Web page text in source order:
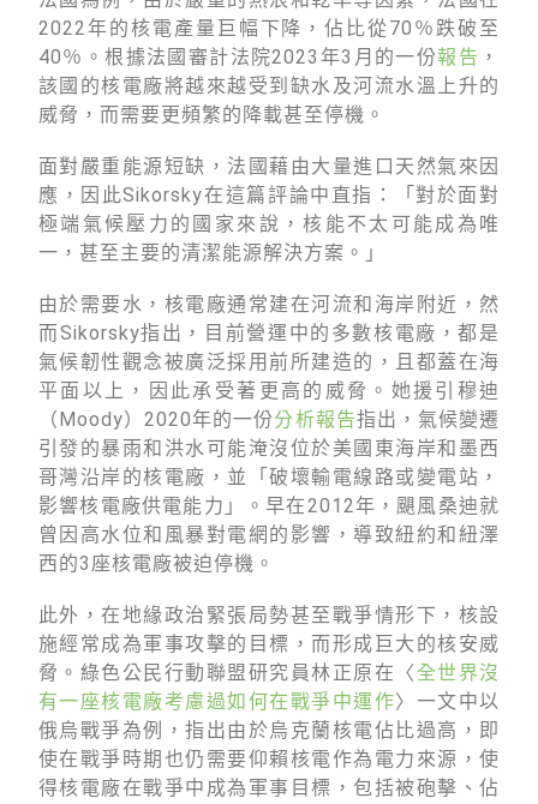
2022年的核電產量巨幅下降，佔比從70％跌破至
40％。根據法國審計法院2023年3月的一份報告 ，
該國的核電廠將越來越受到缺水及河流水溫上升的
威脅，而需要更頻繁的降載甚至停機。
面對嚴重能源短缺，法國藉由大量進口天然氣來因
應，因此Sikorsky在這篇評論中直指：「對於面對
極端氣候壓力的國家來說，核能不太可能成為唯
一，甚至主要的清潔能源解決方案。」
由於需要水，核電廠通常建在河流和海岸附近，然
而Sikorsky指出，目前營運中的多數核電廠，都是
氣候韌性觀念被廣泛採用前所建造的，且都蓋在海
平面以上，因此承受著更高的威脅。她援引穆迪
（Moody）2020年的一份分析報告指出，氣候變遷
引發的暴雨和洪水可能淹沒位於美國東海岸和墨西
哥灣沿岸的核電廠，並「破壞輸電線路或變電站，
影響核電廠供電能力」。早在2012年，颶風桑迪就
曾因高水位和風暴對電網的影響，導致紐約和紐澤
西的3座核電廠被迫停機。
此外，在地緣政治緊張局勢甚至戰爭情形下，核設
施經常成為軍事攻擊的目標，而形成巨大的核安威
脅。綠色公民行動聯盟研究員林正原在〈 全世界沒
有一座核電廠考慮過如何在戰爭中運作〉一文中以
俄烏戰爭為例，指出由於烏克蘭核電佔比過高，即
使在戰爭時期也仍需要仰賴核電作為電力來源，使
得核電廠在戰爭中成為軍事目標，包括被砲擊、佔